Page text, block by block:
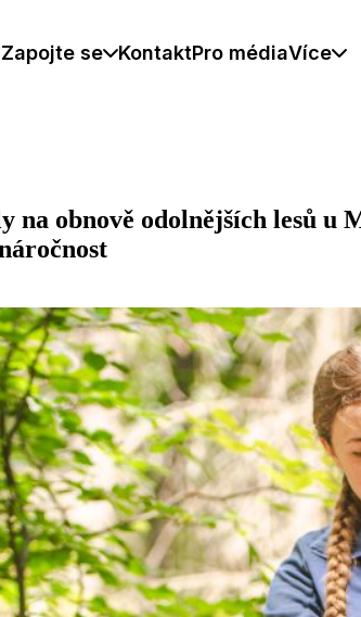
Zapojte se KontaktPro médiaVíce
obnově odolnějších lesů u